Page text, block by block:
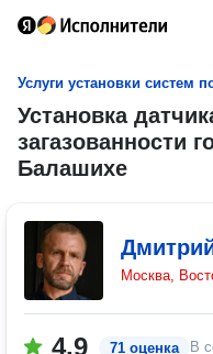
Услуги установки систем
Установка
загазованности
Балашихе
Москва,
4.9 71 оценка В